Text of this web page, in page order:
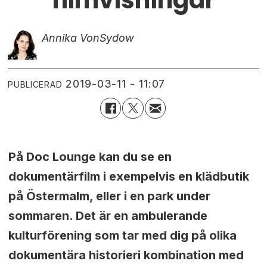
Annika VonSydow
PUBLICERAD 2019-03-11 - 11:07
På Doc Lounge kan du se en
dokumentärfilm i exempelvis en klädbutik
på Östermalm, eller i en park under
sommaren. Det är en ambulerande
kulturförening som tar med dig på olika
dokumentära historieri kombination med